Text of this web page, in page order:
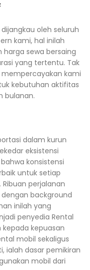
oleh seluruh
kami, hal inilah
sewa bersaing
yang tertentu. Tak
kami
kebutuhan aktifitas
bulanan.
dalam kurun
eksistensi
konsistensi
untuk setiap
perjalanan
background
inilah yang
penyedia Rental
kepada kepuasan
mobil sekaligus
ialah dasar pemikiran
mobil dari